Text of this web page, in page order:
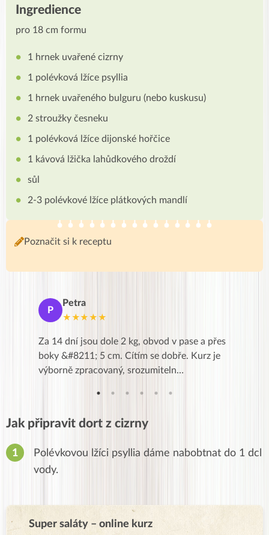
Ingredience
pro 18 cm formu
1 hrnek uvařené cizrny
1 polévková lžíce psyllia
1 hrnek uvařeného bulguru (nebo kuskusu)
2 stroužky česneku
1 polévková lžíce dijonské hořčice
1 kávová lžička lahůdkového droždí
sůl
2-3 polévkové lžíce plátkových mandlí
Poznačit si k receptu
P
Petra
★★★★★
Za 14 dní jsou dole 2 kg, obvod v pase a přes
boky &#8211; 5 cm. Cítím se dobře. Kurz je
výborně zpracovaný, srozumiteln…
Jak připravit dort z cizrny
Polévkovou lžíci psyllia dáme nabobtnat do 1 dcl
vody.
Super saláty – online kurz